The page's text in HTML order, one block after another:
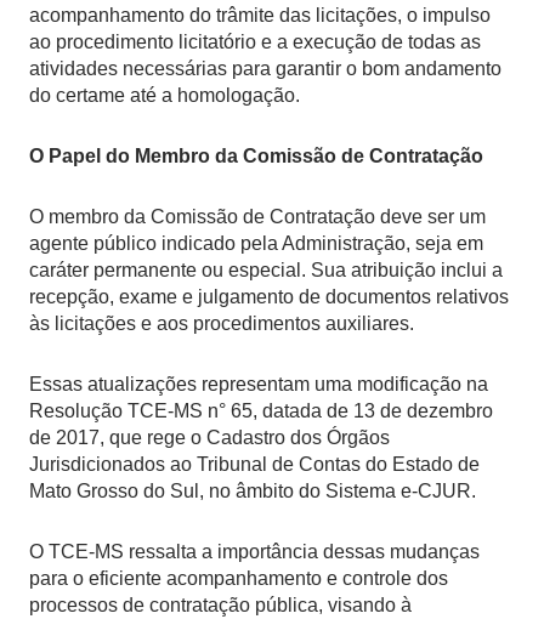
acompanhamento do trâmite das licitações, o impulso
ao procedimento licitatório e a execução de todas as
atividades necessárias para garantir o bom andamento
do certame até a homologação.
O Papel do Membro da Comissão de Contratação
O membro da Comissão de Contratação deve ser um
agente público indicado pela Administração, seja em
caráter permanente ou especial. Sua atribuição inclui a
recepção, exame e julgamento de documentos relativos
às licitações e aos procedimentos auxiliares.
Essas atualizações representam uma modificação na
Resolução TCE-MS n° 65, datada de 13 de dezembro
de 2017, que rege o Cadastro dos Órgãos
Jurisdicionados ao Tribunal de Contas do Estado de
Mato Grosso do Sul, no âmbito do Sistema e-CJUR.
O TCE-MS ressalta a importância dessas mudanças
para o eficiente acompanhamento e controle dos
processos de contratação pública, visando à